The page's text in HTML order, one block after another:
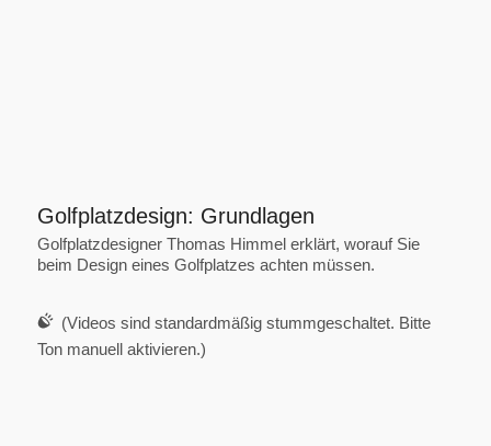
Golfplatzdesign: Grundlagen
Golfplatzdesigner Thomas Himmel erklärt, worauf Sie
beim Design eines Golfplatzes achten müssen.
(Videos sind standardmäßig stummgeschaltet. Bitte
Ton manuell aktivieren.)